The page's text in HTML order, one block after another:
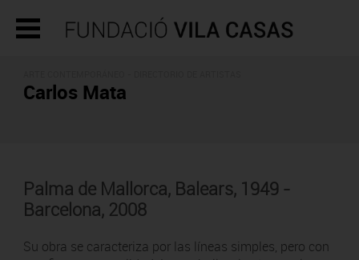
Carlos Mata
Palma de Mallorca, Balears, 1949 -
Barcelona, 2008
Su obra se caracteriza por las líneas simples, pero con